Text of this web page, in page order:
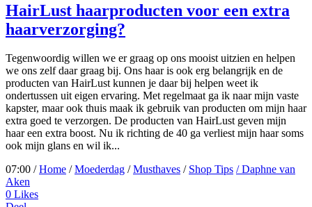
HairLust haarproducten voor een extra
haarverzorging?
Tegenwoordig willen we er graag op ons mooist uitzien en helpen
we ons zelf daar graag bij. Ons haar is ook erg belangrijk en de
producten van HairLust kunnen je daar bij helpen weet ik
ondertussen uit eigen ervaring. Met regelmaat ga ik naar mijn vaste
kapster, maar ook thuis maak ik gebruik van producten om mijn haar
extra goed te verzorgen. De producten van HairLust geven mijn
haar een extra boost. Nu ik richting de 40 ga verliest mijn haar soms
ook mijn glans en wil ik...
07:00 /Home /Moederdag /Musthaves / Shop Tips / Daphne van
Aken
0 Likes